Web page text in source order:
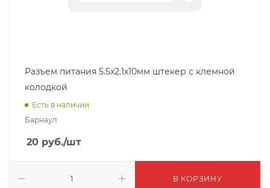
Разъем питания 5.5x2.1x10мм штекер с клемной
колодкой
Есть в наличии
Барнаул
20 руб./шт
В КОРЗИНУ